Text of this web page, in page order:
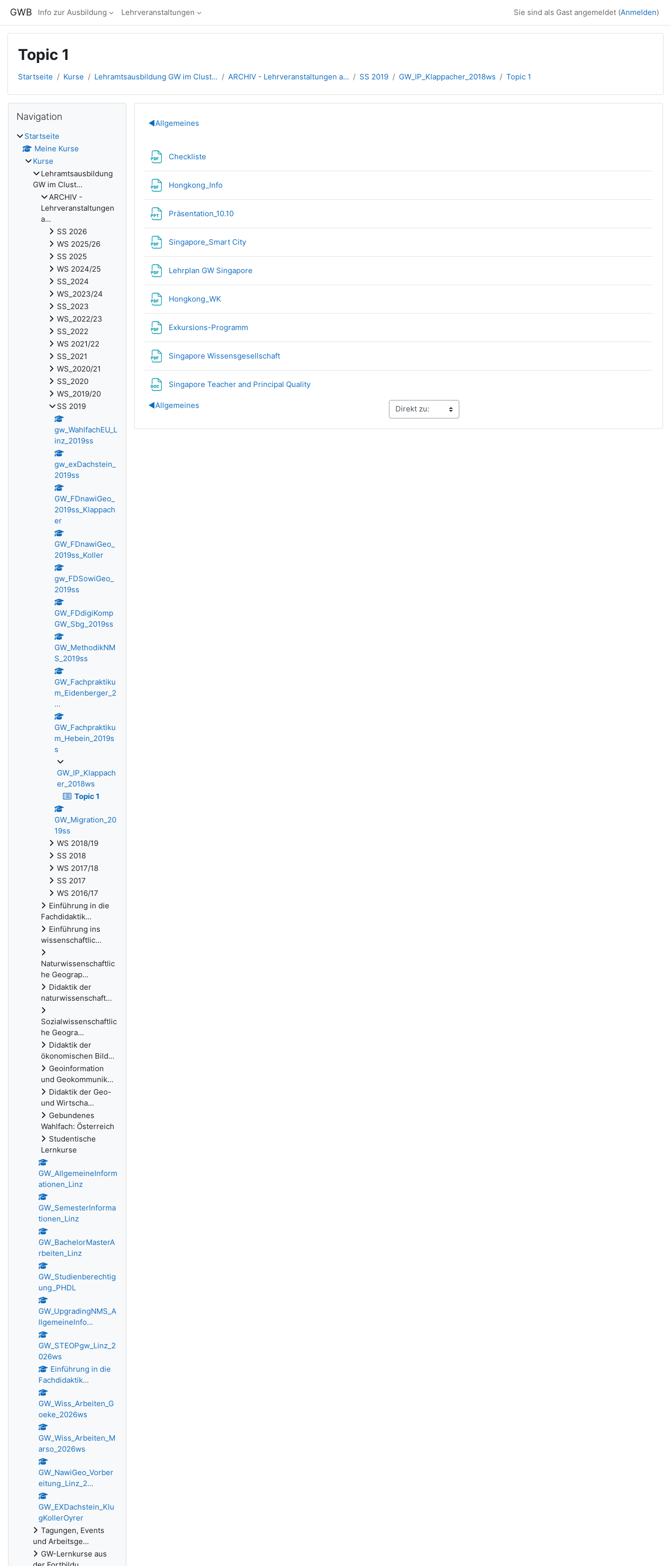
GWB Info zur Ausbildung Lehrveranstaltungen Sie sind als Gast angemeldet (Anmelden)
Topic 1
Startseite Kurse Lehramtsausbildung GW im Clust... ARCHIV - Lehrveranstaltungen a... SS 2019 GW_IP_Klappacher_2018ws Topic 1
Abschnittsübersicht
◀︎Allgemeines
Checkliste
Hongkong_Info
Präsentation_10.10
Singapore_Smart City
Lehrplan GW Singapore
Hongkong_WK
Exkursions-Programm
Singapore Wissensgesellschaft
Singapore Teacher and Principal Quality
◀︎Allgemeines
Blöcke
Navigation
Startseite
Meine Kurse
Kurse
Lehramtsausbildung
GW im Clust...
ARCHIV -
Lehrveranstaltungen
a...
SS 2026
WS 2025/26
SS 2025
WS 2024/25
SS_2024
WS_2023/24
SS_2023
WS_2022/23
SS_2022
WS 2021/22
SS_2021
WS_2020/21
SS_2020
WS_2019/20
SS 2019
gw_WahlfachEU_L
inz_2019ss
gw_exDachstein_
2019ss
GW_FDnawiGeo_
2019ss_Klappach
er
GW_FDnawiGeo_
2019ss_Koller
gw_FDSowiGeo_
2019ss
GW_FDdigiKomp
GW_Sbg_2019ss
GW_MethodikNM
S_2019ss
GW_Fachpraktiku
m_Eidenberger_2
...
GW_Fachpraktiku
m_Hebein_2019s
s
GW_IP_Klappach
er_2018ws
Topic 1
GW_Migration_20
19ss
WS 2018/19
SS 2018
WS 2017/18
SS 2017
WS 2016/17
Einführung in die
Fachdidaktik...
Einführung ins
wissenschaftlic...
Naturwissenschaftlic
he Geograp...
Didaktik der
naturwissenschaft...
Sozialwissenschaftlic
he Geogra...
Didaktik der
ökonomischen Bild...
Geoinformation
und Geokommunik...
Didaktik der Geo-
und Wirtscha...
Gebundenes
Wahlfach: Österreich
Studentische
Lernkurse
GW_AllgemeineInform
ationen_Linz
GW_SemesterInforma
tionen_Linz
GW_BachelorMasterA
rbeiten_Linz
GW_Studienberechtig
ung_PHDL
GW_UpgradingNMS_A
llgemeineInfo...
GW_STEOPgw_Linz_2
026ws
Einführung in die
Fachdidaktik...
GW_Wiss_Arbeiten_G
oeke_2026ws
GW_Wiss_Arbeiten_M
arso_2026ws
GW_NawiGeo_Vorber
eitung_Linz_2...
GW_EXDachstein_Klu
gKollerOyrer
Tagungen, Events
und Arbeitsge...
GW-Lernkurse aus